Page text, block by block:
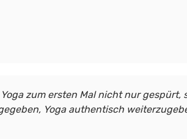
zum ersten Mal nicht nur
Yoga authentisch